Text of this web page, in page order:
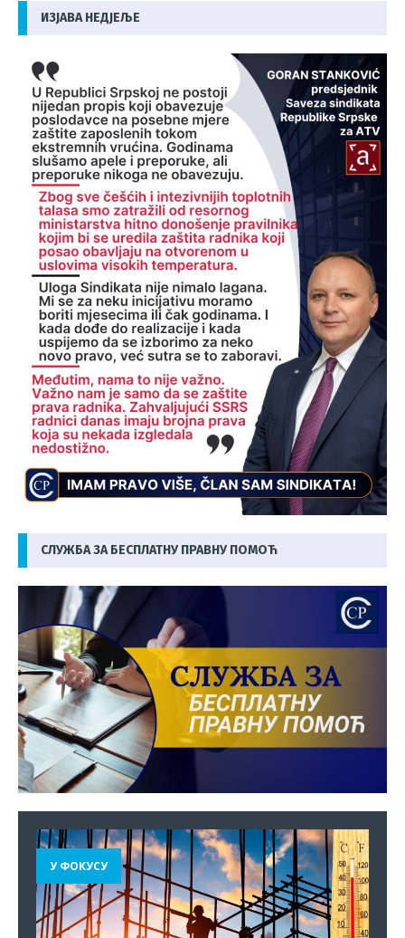
ИЗЈАВА НЕДЈЕЉЕ
СЛУЖБА ЗА БЕСПЛАТНУ ПРАВНУ ПОМОЋ
У ФОКУСУ